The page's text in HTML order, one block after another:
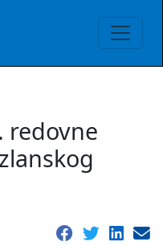
redovne